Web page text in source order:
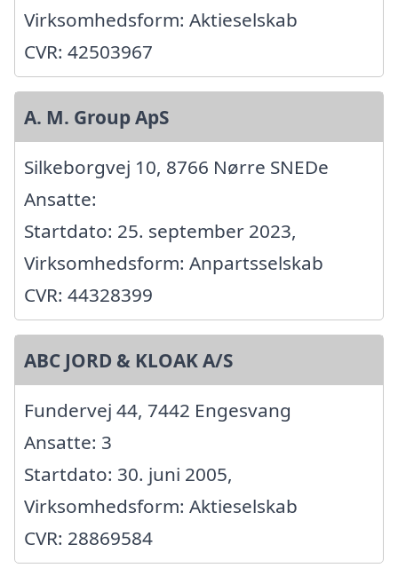
Virksomhedsform: Aktieselskab
CVR: 42503967
A. M. Group ApS
Silkeborgvej 10, 8766 Nørre SNEDe
Ansatte:
Startdato: 25. september 2023,
Virksomhedsform: Anpartsselskab
CVR: 44328399
ABC JORD & KLOAK A/S
Fundervej 44, 7442 Engesvang
Ansatte: 3
Startdato: 30. juni 2005,
Virksomhedsform: Aktieselskab
CVR: 28869584